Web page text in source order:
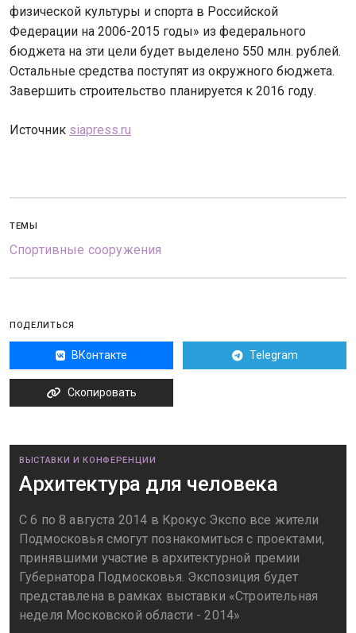
физической культуры и спорта в Российской
Федерации на 2006-2015 годы» из федерального
бюджета на эти цели будет выделено 550 млн. рублей.
Остальные средства поступят из окружного бюджета.
Завершить строительство планируется к 2016 году.
Источник siapress.ru
ТЕМЫ
Спортивные сооружения
ПОДЕЛИТЬСЯ
ВКонтакте Telegram
Скопировать
ВЫСТАВКИ И КОНФЕРЕНЦИИ
Архитектура для человека
С 6 по 8 августа 2014 в Крокус Экспо все жители
Подмосковья смогут познакомиться с проектами,
принявшими участие в архитектурной премии
Губернатора Подмосковья. Экспозиция будет
представлена в рамках выставки «Строительная
неделя Московской области - 2014»